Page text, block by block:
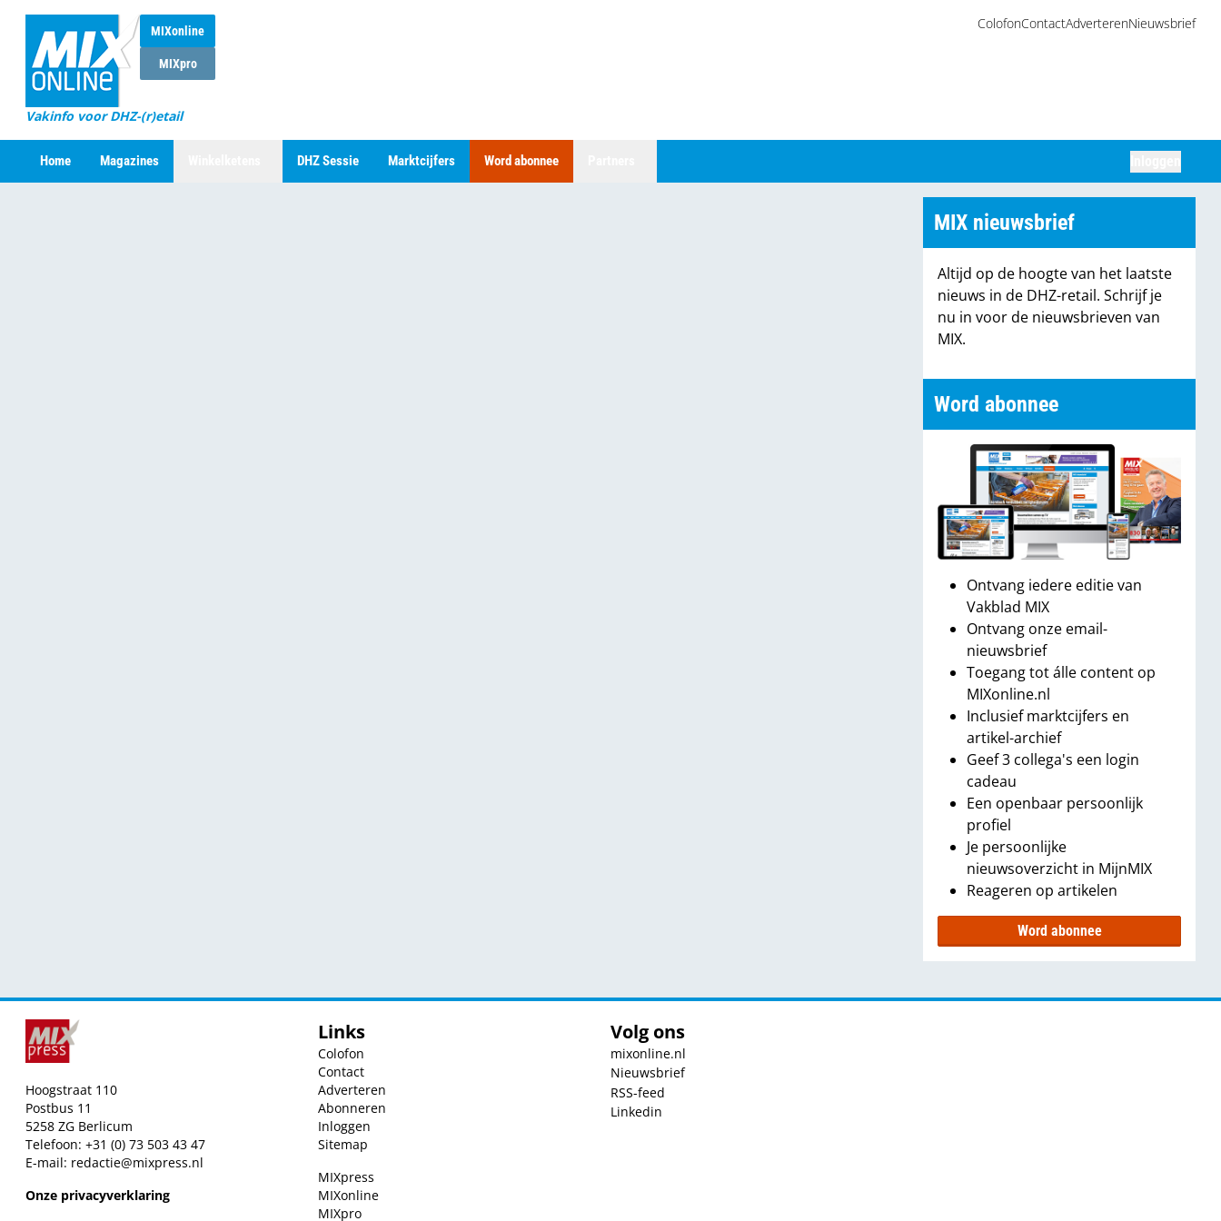
MIXonline
MIXpro
Vakinfo voor DHZ-(r)etail
ColofonContactAdverterenNieuwsbrief
Home Magazines DHZ Sessie Marktcijfers Word abonnee
MIX nieuwsbrief
Altijd op de hoogte van het laatste
nieuws in de DHZ-retail. Schrijf je
nu in voor de nieuwsbrieven van
MIX.
Word abonnee
Ontvang iedere editie van
Vakblad MIX
Ontvang onze email-
nieuwsbrief
Toegang tot álle content op
MIXonline.nl
Inclusief marktcijfers en
artikel-archief
Geef 3 collega's een login
cadeau
Een openbaar persoonlijk
profiel
Je persoonlijke
nieuwsoverzicht in MijnMIX
Reageren op artikelen
Word abonnee
Hoogstraat 110
Postbus 11
5258 ZG Berlicum
Telefoon: +31 (0) 73 503 43 47
E-mail: redactie@mixpress.nl
Onze privacyverklaring
Links
Colofon
Contact
Adverteren
Abonneren
Inloggen
Sitemap
MIXpress
MIXonline
MIXpro
Volg ons
mixonline.nl
Nieuwsbrief
RSS-feed
Linkedin